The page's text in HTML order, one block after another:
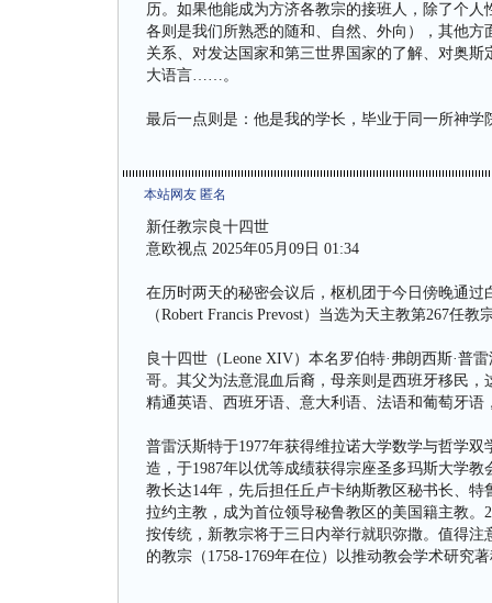
历。如果他能成为方济各教宗的接班人，除了个
各则是我们所熟悉的随和、自然、外向），其他
关系、对发达国家和第三世界国家的了解、对奥
大语言……。
最后一点则是：他是我的学长，毕业于同一所神
本站网友 匿名
新任教宗良十四世
意欧视点 2025年05月09日 01:34
在历时两天的秘密会议后，枢机团于今日傍晚通过
（Robert Francis Prevost）当选为天主教第267任
良十四世（Leone XIV）本名罗伯特·弗朗西斯·普
哥。其父为法意混血后裔，母亲则是西班牙移民
精通英语、西班牙语、意大利语、法语和葡萄牙语
普雷沃斯特于1977年获得维拉诺大学数学与哲学
造，于1987年以优等成绩获得宗座圣多玛斯大学
教长达14年，先后担任丘卢卡纳斯教区秘书长、
拉约主教，成为首位领导秘鲁教区的美国籍主教
按传统，新教宗将于三日内举行就职弥撒。值得
的教宗（1758-1769年在位）以推动教会学术研究